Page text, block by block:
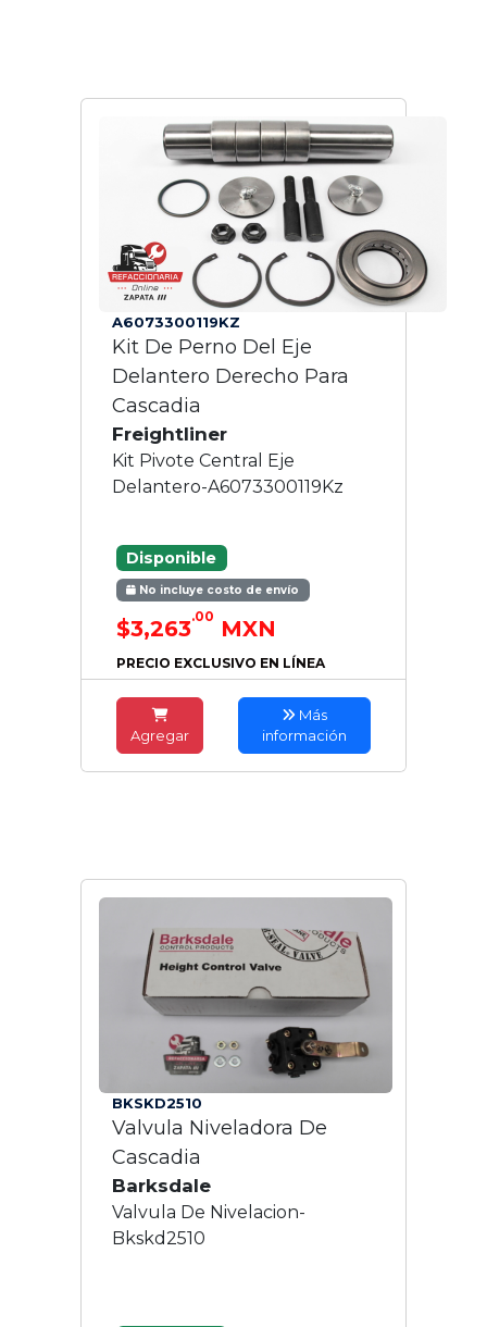
A6073300119KZ
Kit De Perno Del Eje
Delantero Derecho Para
Cascadia
Freightliner
Kit Pivote Central Eje
Delantero-A6073300119Kz
Disponible
No incluye costo de envío
$3,263.00 MXN
PRECIO EXCLUSIVO EN LÍNEA
Agregar
Más
información
BKSKD2510
Valvula Niveladora De
Cascadia
Barksdale
Valvula De Nivelacion-
Bkskd2510